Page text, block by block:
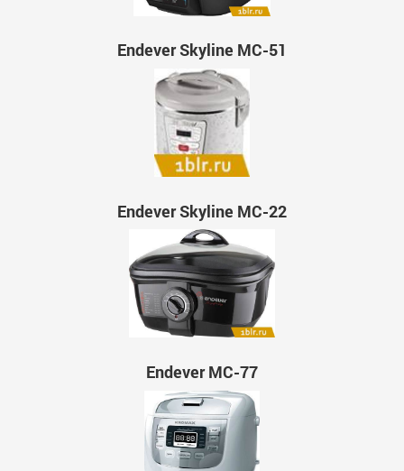
Endever Skyline MC-51
Endever Skyline MC-22
Endever MC-77